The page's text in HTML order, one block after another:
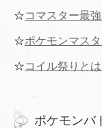
☆コマスター最
☆ポケモンマス
☆コイル祭りと
ポケモンバ